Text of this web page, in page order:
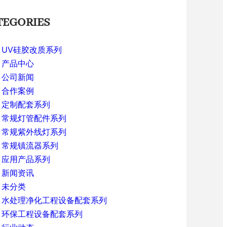
UV硅胶改质系列
产品中心
公司新闻
合作案例
定制配套系列
常规灯管配件系列
常规紫外线灯系列
常规镇流器系列
应用产品系列
新闻资讯
未分类
水处理净化工程设备配套系列
环保工程设备配套系列